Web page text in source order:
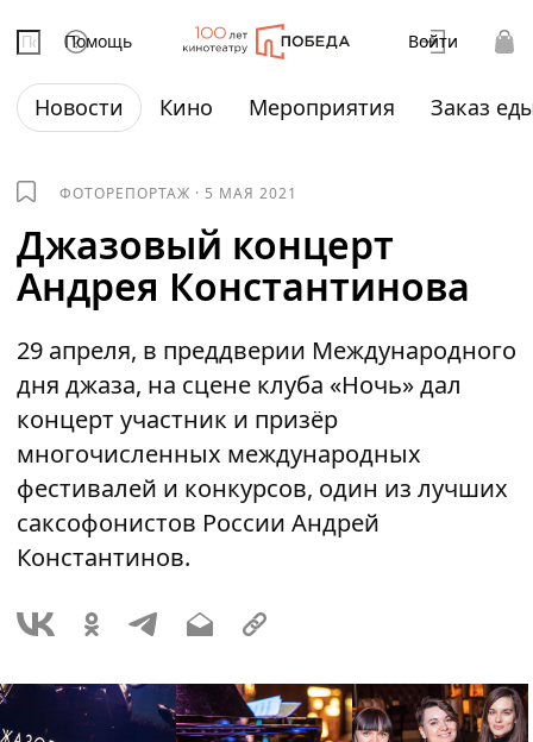
Помощь Войти
Новости Кино Мероприятия Заказ
ФОТОРЕПОРТАЖ · 5 МАЯ 2021
Джазовый концерт
Андрея Константинова
29 апреля, в преддверии Международного
дня джаза, на сцене клуба «Ночь» дал
концерт участник и призёр
многочисленных международных
фестивалей и конкурсов, один из лучших
саксофонистов России Андрей
Константинов.